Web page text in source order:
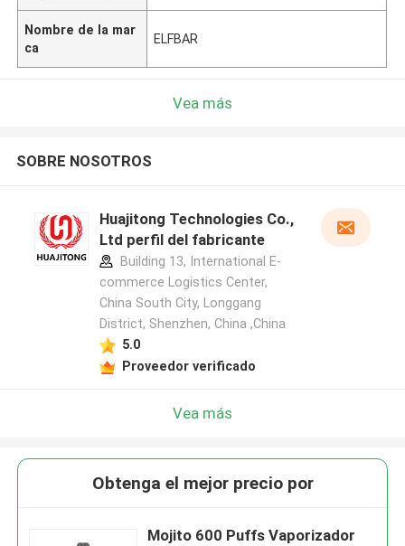
Nombre de la mar
ca
ELFBAR
Vea más
SOBRE NOSOTROS
Huajitong Technologies Co.,
Ltd perfil del fabricante
Building 13, International E-
commerce Logistics Center,
China South City, Longgang
District, Shenzhen, China ,China
5.0
Proveedor verificado
Vea más
Obtenga el mejor precio por
Mojito 600 Puffs Vaporizador